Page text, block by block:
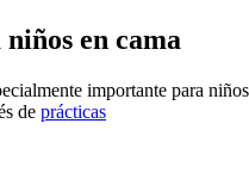
en cama
importante para
de prácticas